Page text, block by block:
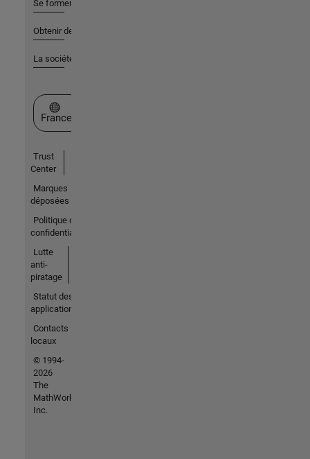
Se former
Obtenir de l'aide
La société
Sélectionner un site web
France
Trust
Center
Marques
déposées
Politique de
confidentialité
Lutte
anti-
piratage
Statut des
applications
Contacts
locaux
© 1994-
2026
The
MathWorks,
Inc.